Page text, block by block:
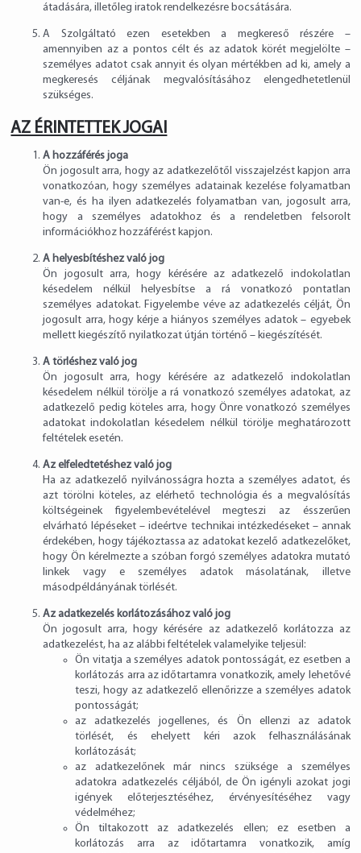
átadására, illetőleg iratok rendelkezésre bocsátására.
A Szolgáltató ezen esetekben a megkereső részére –
amennyiben az a pontos célt és az adatok körét megjelölte –
személyes adatot csak annyit és olyan mértékben ad ki, amely a
megkeresés céljának megvalósításához elengedhetetlenül
szükséges.
AZ ÉRINTETTEK JOGAI
A hozzáférés joga
Ön jogosult arra, hogy az adatkezelőtől visszajelzést kapjon arra
vonatkozóan, hogy személyes adatainak kezelése folyamatban
van-e, és ha ilyen adatkezelés folyamatban van, jogosult arra,
hogy a személyes adatokhoz és a rendeletben felsorolt
információkhoz hozzáférést kapjon.
A helyesbítéshez való jog
Ön jogosult arra, hogy kérésére az adatkezelő indokolatlan
késedelem nélkül helyesbítse a rá vonatkozó pontatlan
személyes adatokat. Figyelembe véve az adatkezelés célját, Ön
jogosult arra, hogy kérje a hiányos személyes adatok – egyebek
mellett kiegészítő nyilatkozat útján történő – kiegészítését.
A törléshez való jog
Ön jogosult arra, hogy kérésére az adatkezelő indokolatlan
késedelem nélkül törölje a rá vonatkozó személyes adatokat, az
adatkezelő pedig köteles arra, hogy Önre vonatkozó személyes
adatokat indokolatlan késedelem nélkül törölje meghatározott
feltételek esetén.
Az elfeledtetéshez való jog
Ha az adatkezelő nyilvánosságra hozta a személyes adatot, és
azt törölni köteles, az elérhető technológia és a megvalósítás
költségeinek figyelembevételével megteszi az ésszerűen
elvárható lépéseket – ideértve technikai intézkedéseket – annak
érdekében, hogy tájékoztassa az adatokat kezelő adatkezelőket,
hogy Ön kérelmezte a szóban forgó személyes adatokra mutató
linkek vagy e személyes adatok másolatának, illetve
másodpéldányának törlését.
Az adatkezelés korlátozásához való jog
Ön jogosult arra, hogy kérésére az adatkezelő korlátozza az
adatkezelést, ha az alábbi feltételek valamelyike teljesül:
Ön vitatja a személyes adatok pontosságát, ez esetben a
korlátozás arra az időtartamra vonatkozik, amely lehetővé
teszi, hogy az adatkezelő ellenőrizze a személyes adatok
pontosságát;
az adatkezelés jogellenes, és Ön ellenzi az adatok
törlését, és ehelyett kéri azok felhasználásának
korlátozását;
az adatkezelőnek már nincs szüksége a személyes
adatokra adatkezelés céljából, de Ön igényli azokat jogi
igények előterjesztéséhez, érvényesítéséhez vagy
védelméhez;
Ön tiltakozott az adatkezelés ellen; ez esetben a
korlátozás arra az időtartamra vonatkozik, amíg